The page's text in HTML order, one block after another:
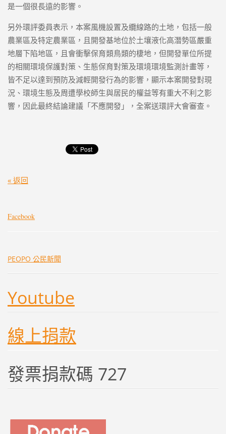
是一個很長遠的影響。
另外環評委員表示，本案風機設置及纜線路的土地，包括一般
農業區及特定農業區，且開發基地位於土壤液化高潛勢區嚴重
地層下陷地區，且會衝擊保育類鳥類的棲地，但開發單位所提
的相關環境保護對策、生態保育對策及環境環境監測計畫等，
皆不足以達到預防及減輕開發行為的影響，顯示本案開發對現
況、環境生態及周遭學校師生與居民的權益等有重大不利之影
響，因此最終結論建議「不應開發」，全案送環評大會審查。
« 返回
Facebook
PEOPO 公民新聞
Youtube
線上捐款
發票捐款碼 727